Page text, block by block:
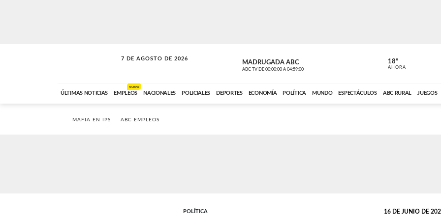
7 DE AGOSTO DE 2026
SOLO MÚSICA MADRUGADA ABC
ABC TV DE 00:00:00 A 04:59:00 ABC CARDINAL
18º
AHORA
ÚLTIMAS NOTICIAS EMPLEOS
NUEVO
NACIONALES POLICIALES DEPORTES ECONOMÍA POLÍTICA MUNDO ESPECTÁCULOS ABC RURAL JUEGOS
MAFIA EN IPS ABC EMPLEOS
POLÍTICA 16 DE JUNIO DE